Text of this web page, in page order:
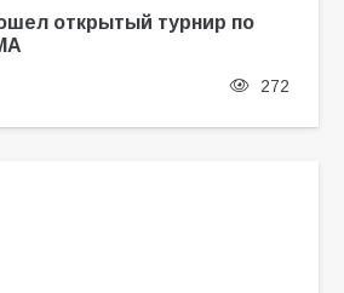
открытый турнир по
272